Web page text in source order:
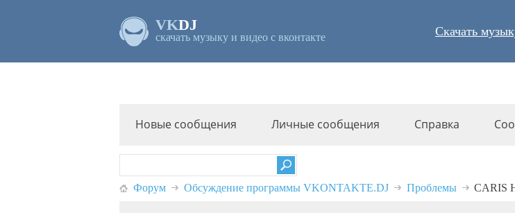
VKDJ
скачать музыку и видео с вконтакте Скачать
Новые сообщения Личные сообщения Справка
Форум Обсуждение программы VKONTAKTE.DJ Проблемы CARIS